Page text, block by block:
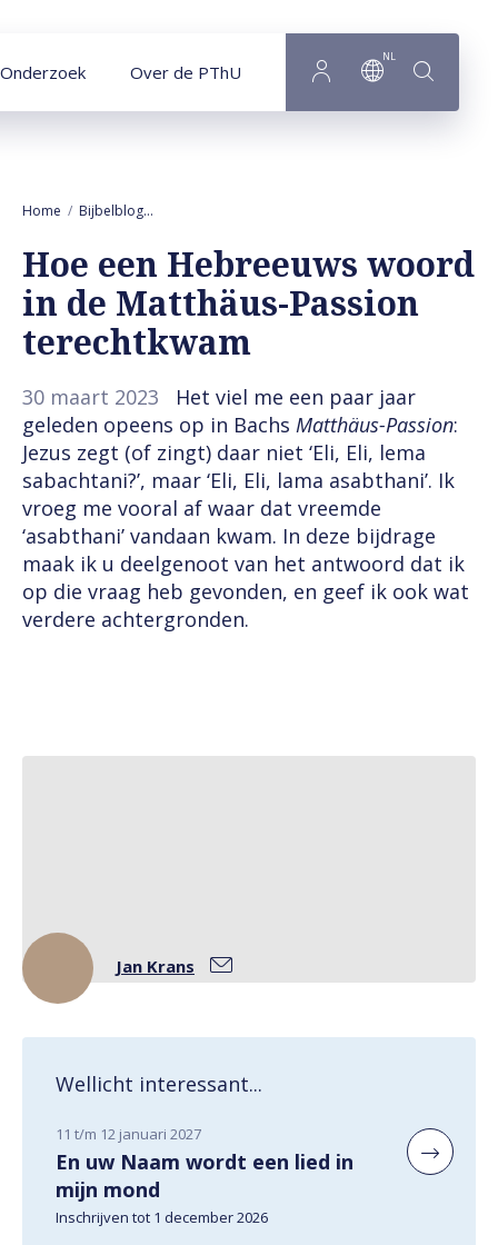
Onderzoek Over de PThU
NL
Home Bijbelblog
Hoe een Hebreeuws woord
in de Matthäus-Passion
terechtkwam
30 maart 2023
Het viel me een paar jaar
geleden opeens op in Bachs Matthäus-Passion:
Jezus zegt (of zingt) daar niet ‘Eli, Eli, lema
sabachtani?’, maar ‘Eli, Eli, lama asabthani’. Ik
vroeg me vooral af waar dat vreemde
‘asabthani’ vandaan kwam. In deze bijdrage
maak ik u deelgenoot van het antwoord dat ik
op die vraag heb gevonden, en geef ik ook wat
verdere achtergronden.
Jan Krans
Wellicht interessant...
11 t/m 12 januari 2027
En uw Naam wordt een lied in
mijn mond
Inschrijven tot 1 december 2026